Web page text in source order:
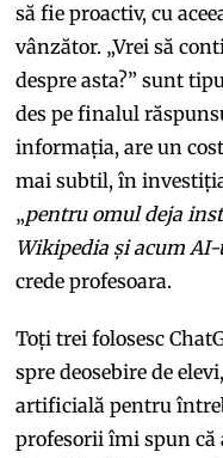
să fie proactiv, cu
vânzător. „Vrei să
despre asta?” sunt
des pe finalul
informația, are un
mai subtil, în
„pentru omul deja
Wikipedia și acum
crede profesoara.
Toți trei folosesc
spre deosebire de
artificială pentru
profesorii îmi spun că